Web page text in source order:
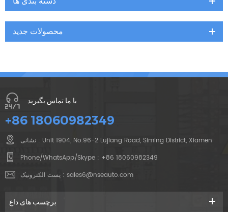
محصولات جدید
با ما تماس بگیرید
+86 18060982349
نشانی : Unit 1904, No.96-2 Lujiang Road, Siming District, Xiamen
Phone/WhatsApp/Skype : +86 18060982349
پست الکترونیک : sales6@nseauto.com
برچسب های داغ